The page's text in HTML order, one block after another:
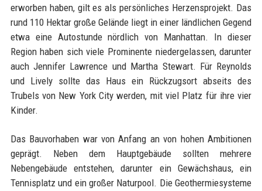
erworben haben, gilt es als persönliches Herzensprojekt. Das
rund 110 Hektar große Gelände liegt in einer ländlichen Gegend
etwa eine Autostunde nördlich von Manhattan. In dieser
Region haben sich viele Prominente niedergelassen, darunter
auch Jennifer Lawrence und Martha Stewart. Für Reynolds
und Lively sollte das Haus ein Rückzugsort abseits des
Trubels von New York City werden, mit viel Platz für ihre vier
Kinder.
Das Bauvorhaben war von Anfang an von hohen Ambitionen
geprägt. Neben dem Hauptgebäude sollten mehrere
Nebengebäude entstehen, darunter ein Gewächshaus, ein
Tennisplatz und ein großer Naturpool. Die Geothermiesysteme